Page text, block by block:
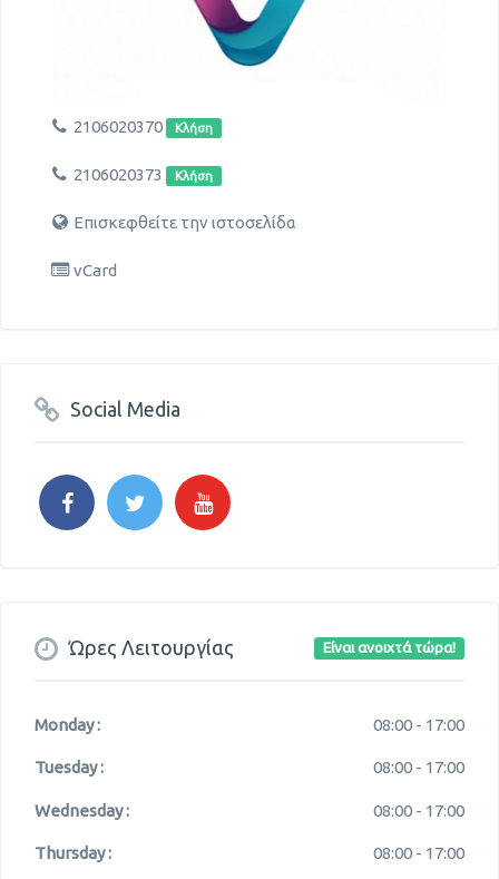
2106020370 Κλήση
2106020373 Κλήση
Επισκεφθείτε την ιστοσελίδα
vCard
Social Media
Ώρες Λειτουργίας Είναι ανοιχτά τώρα!
Monday : 08:00 - 17:00
Tuesday : 08:00 - 17:00
Wednesday : 08:00 - 17:00
Thursday : 08:00 - 17:00